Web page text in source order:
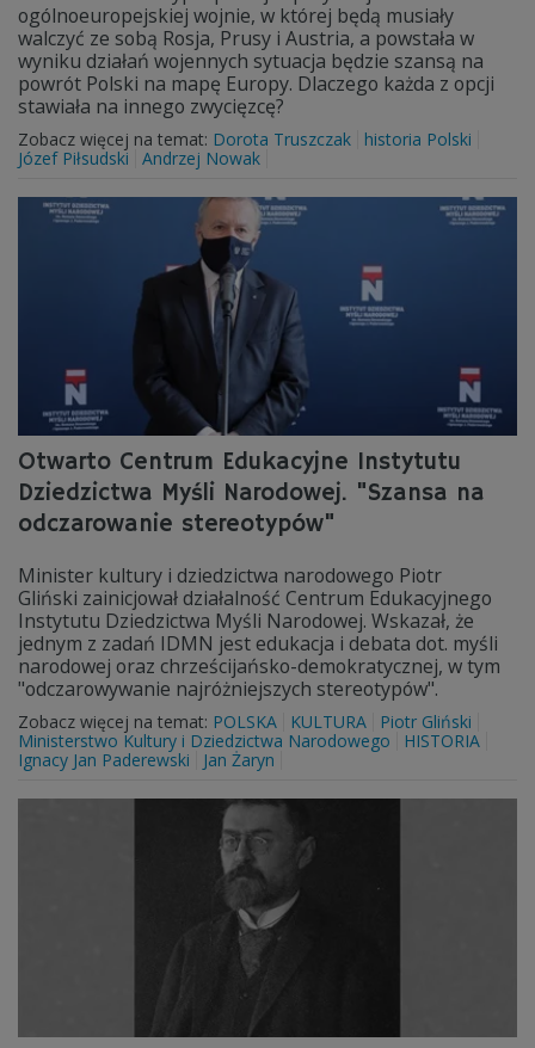
ogólnoeuropejskiej wojnie, w której będą musiały
walczyć ze sobą Rosja, Prusy i Austria, a powstała w
wyniku działań wojennych sytuacja będzie szansą na
powrót Polski na mapę Europy. Dlaczego każda z opcji
stawiała na innego zwycięzcę?
Zobacz więcej na temat: Dorota Truszczak
historia Polski
Józef Piłsudski
Andrzej Nowak
Otwarto Centrum Edukacyjne Instytutu
Dziedzictwa Myśli Narodowej. "Szansa na
odczarowanie stereotypów"
Minister kultury i dziedzictwa narodowego Piotr
Gliński zainicjował działalność Centrum Edukacyjnego
Instytutu Dziedzictwa Myśli Narodowej. Wskazał, że
jednym z zadań IDMN jest edukacja i debata dot. myśli
narodowej oraz chrześcijańsko-demokratycznej, w tym
"odczarowywanie najróżniejszych stereotypów".
Zobacz więcej na temat: POLSKA KULTURA
Piotr Gliński
Ministerstwo Kultury i Dziedzictwa Narodowego
HISTORIA
Ignacy Jan Paderewski
Jan Żaryn